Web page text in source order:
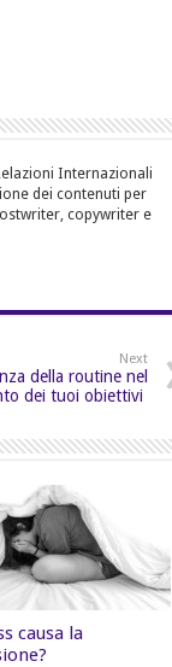
Internazionali
dei contenuti per
copywriter e
Next
della routine nel
dei tuoi obiettivi
causa la